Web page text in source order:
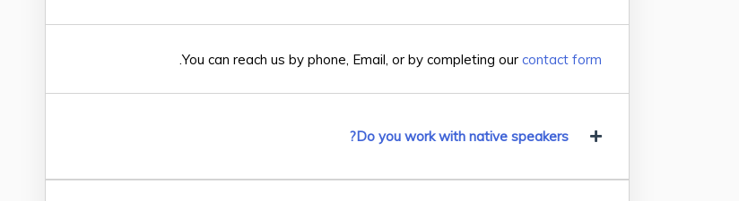
You can reach us by phone, Email, or by completing our contact form
.
Do you work with native speakers?